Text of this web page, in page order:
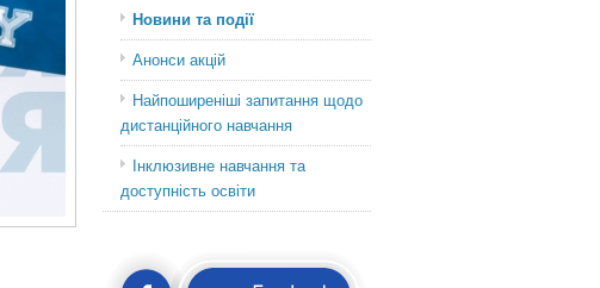
Новини та події
Анонси акцій
Найпоширеніші запитання щодо
дистанційного навчання
Інклюзивне навчання та
доступність освіти